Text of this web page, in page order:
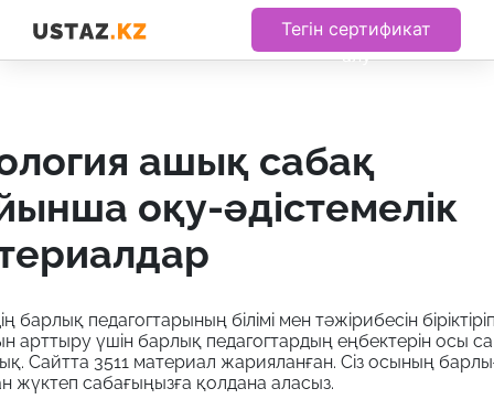
Тегін сертификат
алу
оқу-әдістемелік
барлық педагогтарының білімі мен тәжірибесін
арттыру үшін барлық педагогтардың еңбектерін осы
Сайтта 3511 материал жарияланған. Сіз осының
жүктеп сабағыңызға қолдана аласыз.